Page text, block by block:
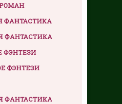
ФАНТАСТИКА
ФАНТАСТИКА
ФЭНТЕЗИ
ФЭНТЕЗИ
ФАНТАСТИКА